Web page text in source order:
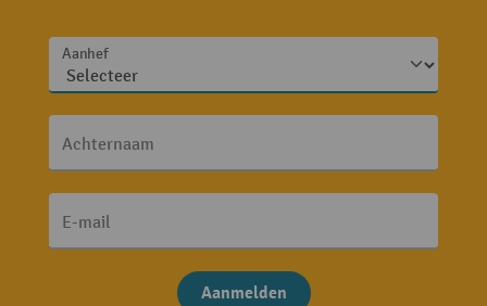
Aanhef
Achternaam
E-mail
Aanmelden